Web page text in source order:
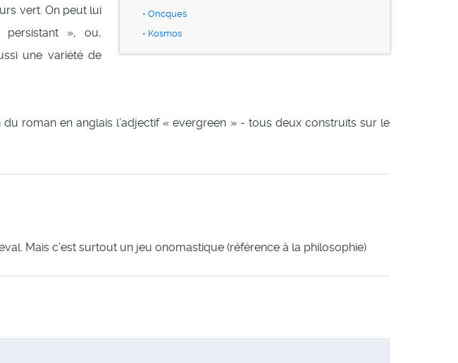
Oncques
Kosmos
vert. On peut lui
», ou,
une variété de
roman en anglais l’adjectif « evergreen » - tous deux construits sur le
Mais c’est surtout un jeu onomastique (référence à la philosophie)